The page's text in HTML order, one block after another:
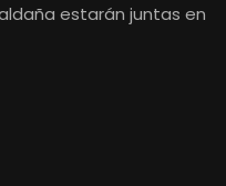
estarán juntas en